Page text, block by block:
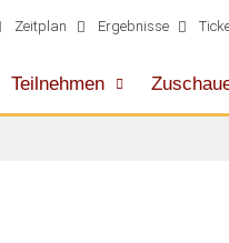
Zeitplan Ergebnisse
Teilnehmen